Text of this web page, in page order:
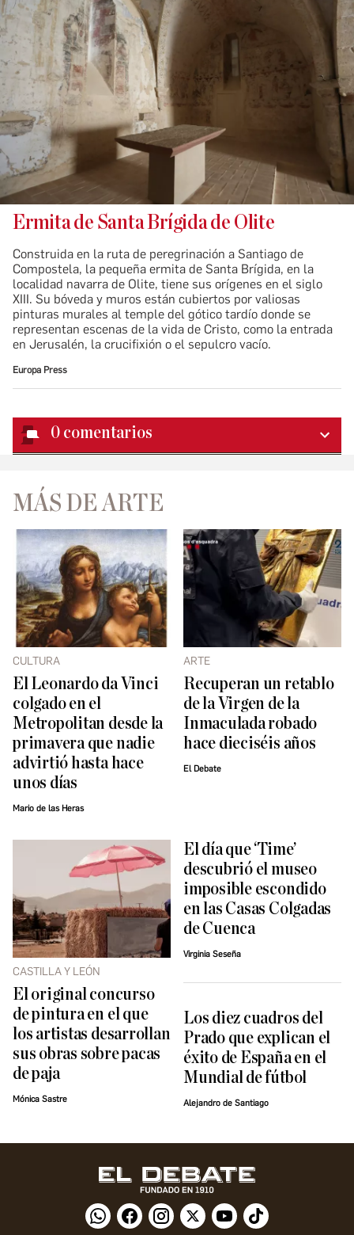
Ermita de Santa Brígida de Olite
Construida en la ruta de peregrinación a Santiago de
Compostela, la pequeña ermita de Santa Brígida, en la
localidad navarra de Olite, tiene sus orígenes en el siglo
XIII. Su bóveda y muros están cubiertos por valiosas
pinturas murales al temple del gótico tardío donde se
representan escenas de la vida de Cristo, como la entrada
en Jerusalén, la crucifixión o el sepulcro vacío.
Europa Press
0 comentarios
MÁS DE ARTE
CULTURA
El Leonardo da Vinci
colgado en el
Metropolitan desde la
primavera que nadie
advirtió hasta hace
unos días
Mario de las Heras
ARTE
Recuperan un retablo
de la Virgen de la
Inmaculada robado
hace dieciséis años
El Debate
CASTILLA Y LEÓN
El original concurso
de pintura en el que
los artistas desarrollan
sus obras sobre pacas
de paja
Mónica Sastre
El día que ‘Time’
descubrió el museo
imposible escondido
en las Casas Colgadas
de Cuenca
Virginia Seseña
Los diez cuadros del
Prado que explican el
éxito de España en el
Mundial de fútbol
Alejandro de Santiago